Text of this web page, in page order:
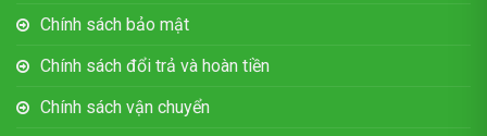
Chính sách bảo mật
Chính sách đổi trả và hoàn tiền
Chính sách vận chuyển